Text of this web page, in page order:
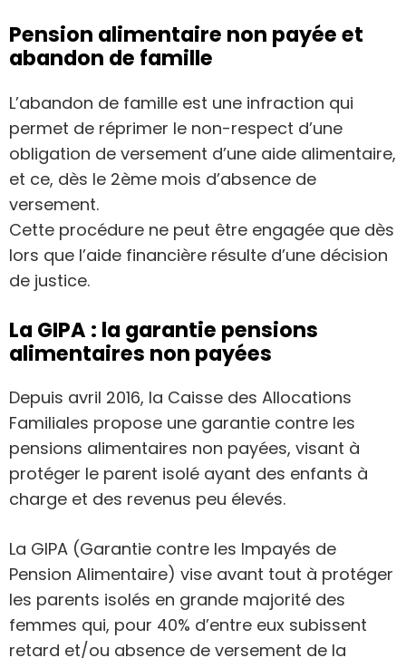
Pension alimentaire non payée et
abandon de famille
L’abandon de famille est une infraction qui
permet de réprimer le non-respect d’une
obligation de versement d’une aide alimentaire,
et ce, dès le 2ème mois d’absence de
versement.
Cette procédure ne peut être engagée que dès
lors que l’aide financière résulte d’une décision
de justice.
La GIPA : la garantie pensions
alimentaires non payées
Depuis avril 2016, la Caisse des Allocations
Familiales propose une garantie contre les
pensions alimentaires non payées, visant à
protéger le parent isolé ayant des enfants à
charge et des revenus peu élevés.
La GIPA (Garantie contre les Impayés de
Pension Alimentaire) vise avant tout à protéger
les parents isolés en grande majorité des
femmes qui, pour 40% d’entre eux subissent
retard et/ou absence de versement de la